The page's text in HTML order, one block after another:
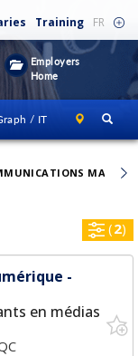
Training FR
Employers
Home
/ IT
(2)
-
en médias